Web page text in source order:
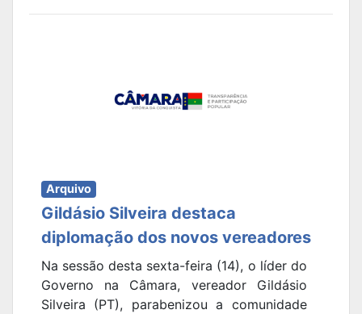
Arquivo
Gildásio Silveira destaca
diplomação dos novos vereadores
Na sessão desta sexta-feira (14), o líder do
Governo na Câmara, vereador Gildásio
Silveira (PT), parabenizou a comunidade